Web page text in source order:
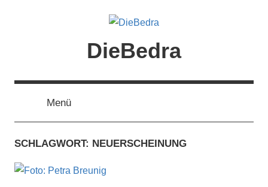
DieBedra
Menü
SCHLAGWORT: NEUERSCHEINUNG